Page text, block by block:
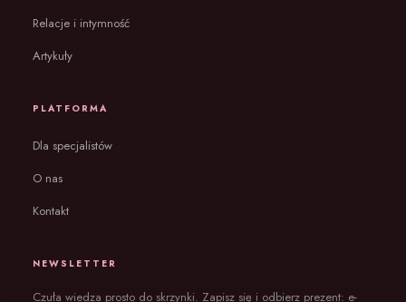
Relacje i intymność
Artykuły
PLATFORMA
Dla specjalistów
O nas
Kontakt
NEWSLETTER
Czuła wiedza prosto do skrzynki. Zapisz się i odbierz prezent: e-